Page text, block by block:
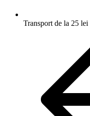
Transport de la 25 lei